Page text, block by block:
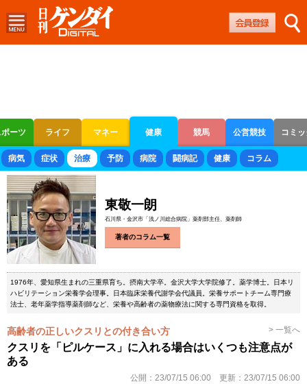
ーツ ライフ マネー 健康 競馬 公営競技 コミ
ボートレース 競輪 オートレース
病気 症状 治療 予防 病院 闘病記 健康 コラム
東敬一朗
石川県・金沢市「浅ノ川総合病院」薬剤部主任、薬剤師
著者のコラム一覧
1976年、愛知県生まれの三重県育ち。摂南大学卒。金沢大学大学院修了。薬学博士。日本リ
ハビリテーション栄養学会理事。日本臨床栄養代謝学会代議員。栄養サポートチーム専門療
法士、老年薬学指導薬剤師など、栄養や高齢者の薬物療法に関する専門資格を取得。
高齢者の正しいクスリとの付き合い方 > 一覧へ
クスリを「ピルケース」に入れる場合はいくつも注意点が
ある
公開： 23/07/15 06:00 更新： 23/07/15 06:00